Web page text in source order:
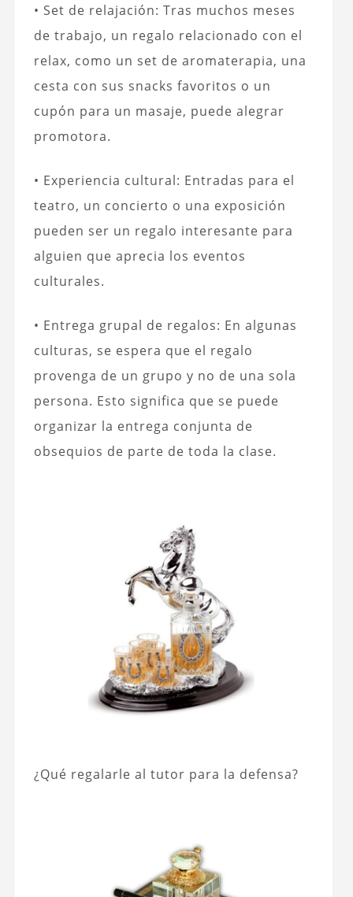
• Set de relajación: Tras muchos meses
de trabajo, un regalo relacionado con el
relax, como un set de aromaterapia, una
cesta con sus snacks favoritos o un
cupón para un masaje, puede alegrar
promotora.
• Experiencia cultural: Entradas para el
teatro, un concierto o una exposición
pueden ser un regalo interesante para
alguien que aprecia los eventos
culturales.
• Entrega grupal de regalos: En algunas
culturas, se espera que el regalo
provenga de un grupo y no de una sola
persona. Esto significa que se puede
organizar la entrega conjunta de
obsequios de parte de toda la clase.
¿Qué regalarle al tutor para la defensa?